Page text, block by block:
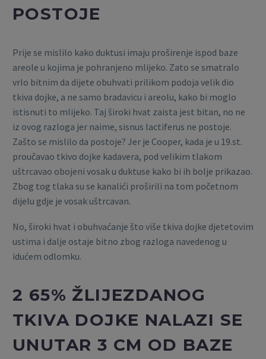
POSTOJE
Prije se mislilo kako duktusi imaju proširenje ispod baze
areole u kojima je pohranjeno mlijeko. Zato se smatralo
vrlo bitnim da dijete obuhvati prilikom podoja velik dio
tkiva dojke, a ne samo bradavicu i areolu, kako bi moglo
istisnuti to mlijeko. Taj široki hvat zaista jest bitan, no ne
iz ovog razloga jer naime, sisnus lactiferus ne postoje.
Zašto se mislilo da postoje? Jer je Cooper, kada je u 19.st.
proučavao tkivo dojke kadavera, pod velikim tlakom
uštrcavao obojeni vosak u duktuse kako bi ih bolje prikazao.
Zbog tog tlaka su se kanalići proširili na tom početnom
dijelu gdje je vosak uštrcavan.
No, široki hvat i obuhvaćanje što više tkiva dojke djetetovim
ustima i dalje ostaje bitno zbog razloga navedenog u
idućem odlomku.
2 65% ŽLIJEZDANOG
TKIVA DOJKE NALAZI SE
UNUTAR 3 CM OD BAZE